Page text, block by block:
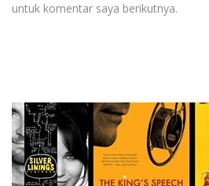
untuk komentar saya berikutnya.